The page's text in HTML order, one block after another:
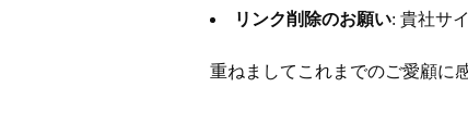
リンク削除のお願い: 貴社サ
重ねましてこれまでのご愛顧に